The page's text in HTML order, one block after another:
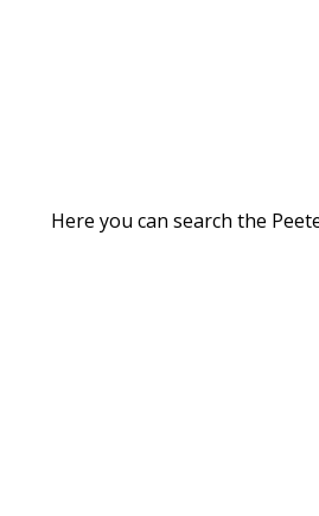
Here you can search the